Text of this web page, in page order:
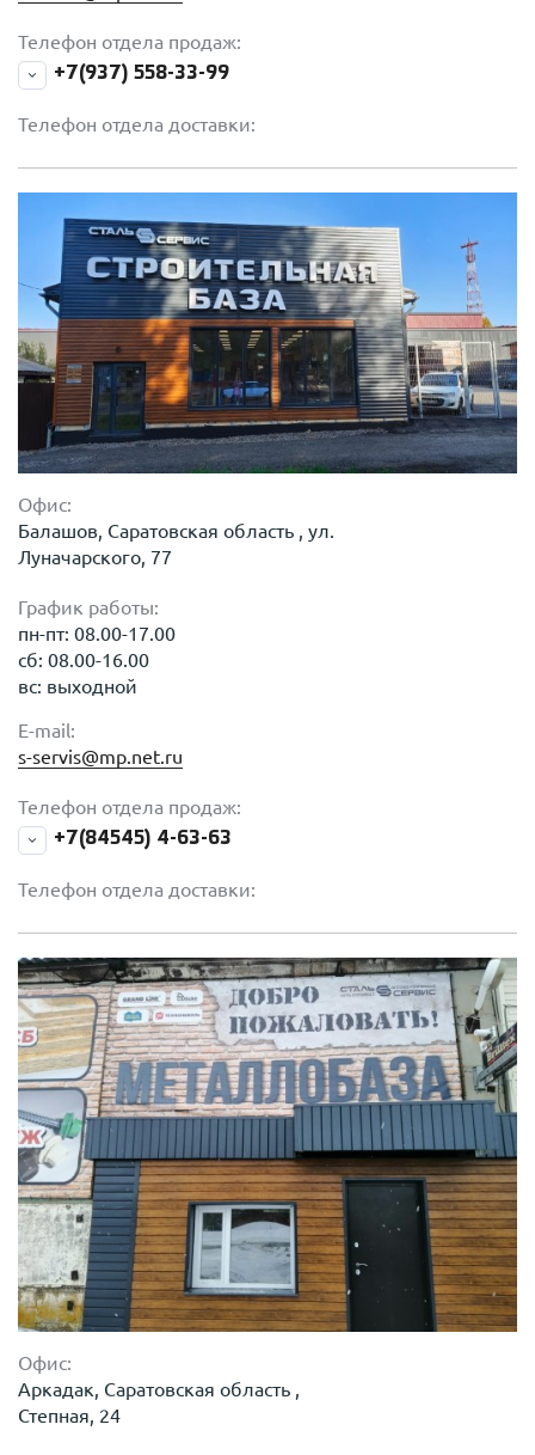
Телефон отдела продаж:
+7(937) 558-33-99
Телефон отдела доставки:
Офис:
Балашов, Саратовская область , ул.
Луначарского, 77
График работы:
пн-пт: 08.00-17.00
сб: 08.00-16.00
вс: выходной
E-mail:
s-servis@mp.net.ru
Телефон отдела продаж:
+7(84545) 4-63-63
Телефон отдела доставки:
Офис:
Аркадак, Саратовская область ,
Степная, 24